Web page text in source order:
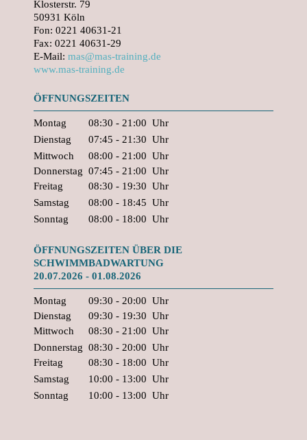
Klosterstr. 79
50931 Köln
Fon: 0221 40631-21
Fax: 0221 40631-29
E-Mail: mas@mas-training.de
www.mas-training.de
ÖFFNUNGSZEITEN
Montag 08:30 - 21:00 Uhr
Dienstag
07:45 - 21:30 Uhr
Mittwoch
08:00 - 21:00 Uhr
Donnerstag 07:45 - 21:00 Uhr
Freitag
08:30 - 19:30 Uhr
Samstag
08:00 - 18:45 Uhr
Sonntag
08:00 - 18:00 Uhr
ÖFFNUNGSZEITEN ÜBER DIE
SCHWIMMBADWARTUNG
20.07.2026 - 01.08.2026
Montag 09:30 - 20:00 Uhr
Dienstag
09:30 - 19:30 Uhr
Mittwoch
08:30 - 21:00 Uhr
Donnerstag 08:30 - 20:00 Uhr
Freitag
08:30 - 18:00 Uhr
Samstag
10:00 - 13:00 Uhr
Sonntag
10:00 - 13:00 Uhr